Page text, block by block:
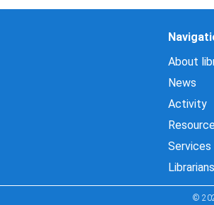
About
News
Activity
Services
Librarians
©